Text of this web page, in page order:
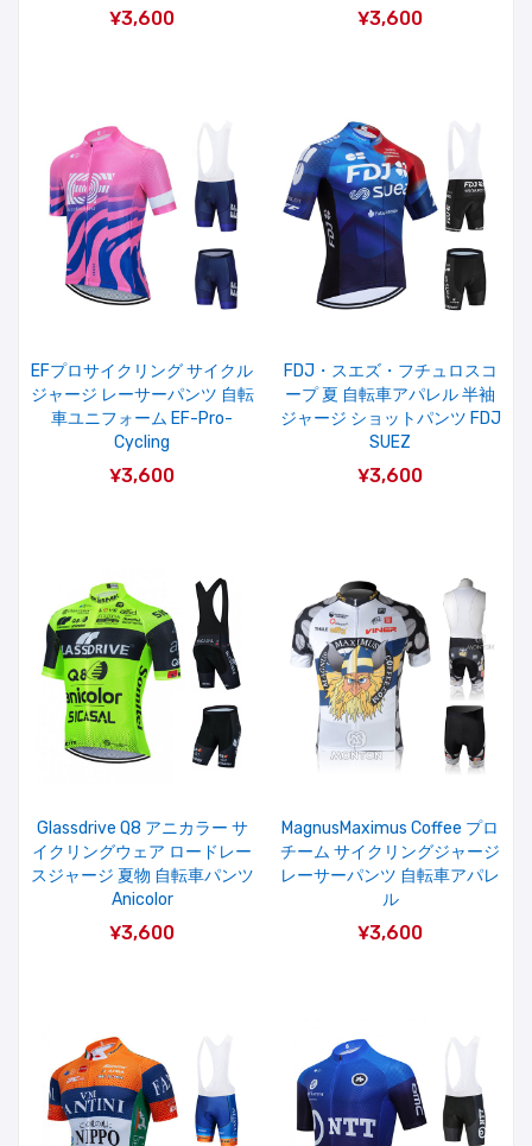
¥3,600 ¥3,600
EFプロサイクリング サイクル
ジャージ レーサーパンツ 自転
車ユニフォーム EF-Pro-
Cycling
¥3,600
FDJ・スエズ・フチュロスコ
ープ 夏 自転車アパレル 半袖
ジャージ ショットパンツ FDJ
SUEZ
¥3,600
Glassdrive Q8 アニカラー サ
イクリングウェア ロードレー
スジャージ 夏物 自転車パンツ
Anicolor
¥3,600
MagnusMaximus Coffee プロ
チーム サイクリングジャージ
レーサーパンツ 自転車アパレ
ル
¥3,600